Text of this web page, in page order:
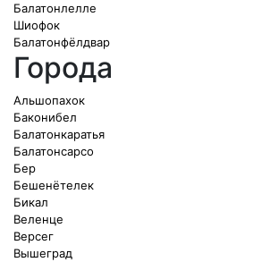
Балатонлелле
Шиофок
Балатонфёлдвар
Города
Альшопахок
Баконибел
Балатонкаратья
Балатонсарсо
Бер
Бешенётелек
Бикал
Веленце
Версег
Вышеград